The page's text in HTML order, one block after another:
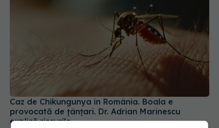
Caz de Chikungunya în România. Boala e
provocată de țânțari. Dr. Adrian Marinescu
explică riscurile